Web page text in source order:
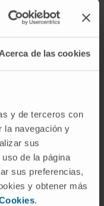
Acerca de las cookies
y de terceros con
la navegación y
sus
de la página
sus preferencias,
y obtener más
.
es
electrón
protón por
neutrón por
que el
Eso sí, si se
dejan de
original.